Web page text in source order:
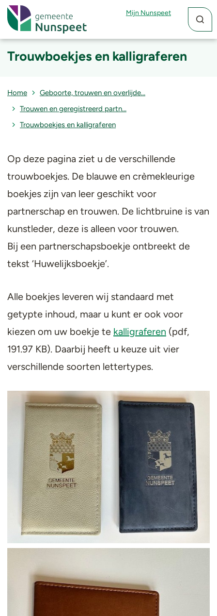
Mijn Nunspeet
Trouwboekjes en kalligraferen
Home
Geboorte, trouwen en overlijde…
Trouwen en geregistreerd partn…
Trouwboekjes en kalligraferen
Op deze pagina ziet u de verschillende
trouwboekjes. De blauwe en crèmekleurige
boekjes zijn van leer geschikt voor
partnerschap en trouwen. De lichtbruine is van
kunstleder, deze is alleen voor trouwen.
Bij een partnerschapsboekje ontbreekt de
tekst ‘Huwelijksboekje’.
Alle boekjes leveren wij standaard met
getypte inhoud, maar u kunt er ook voor
kiezen om uw boekje te kalligraferen (pdf,
191.97 KB). Daarbij heeft u keuze uit vier
verschillende soorten lettertypes.